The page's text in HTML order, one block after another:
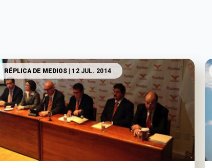
RÉPLICA DE MEDIOS| 12 JUL. 2014